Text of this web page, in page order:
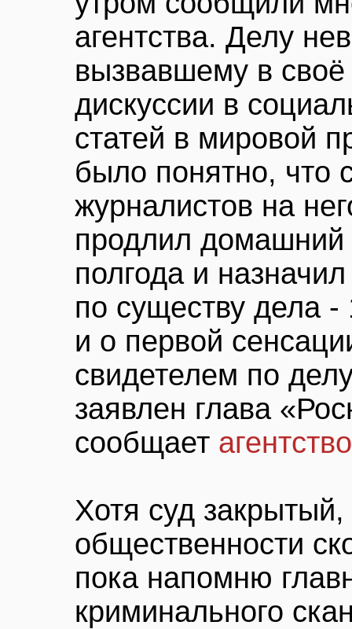
агентства. Делу
вызвавшему в
дискуссии в
статей в мировой
было понятно, что
журналистов на
продлил домашний
полгода и
по существу дела -
и о первой
свидетелем по
заявлен глава
сообщает
Хотя суд
общественности
пока напомню
криминального